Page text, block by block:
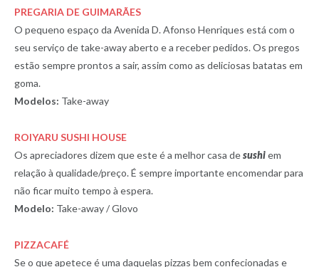
PREGARIA DE GUIMARÃES
O pequeno espaço da Avenida D. Afonso Henriques está com o
seu serviço de take-away aberto e a receber pedidos. Os pregos
estão sempre prontos a sair, assim como as deliciosas batatas em
goma.
Modelos: Take-away
ROIYARU SUSHI HOUSE
Os apreciadores dizem que este é a melhor casa desushiem
relação à qualidade/preço. É sempre importante encomendar para
não ficar muito tempo à espera.
Modelo: Take-away / Glovo
PIZZACAFÉ
Se o que apetece é uma daquelas pizzas bem confecionadas e